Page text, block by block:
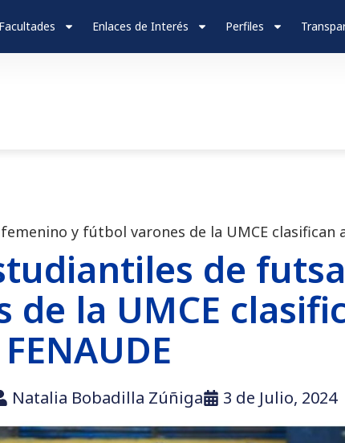
Facultades Enlaces de Interés Perfiles
y fútbol varones de la UMCE clasifican
de
la UMCE
Natalia Bobadilla Zúñiga 3 de Julio, 2024